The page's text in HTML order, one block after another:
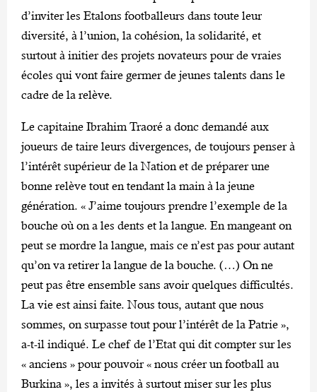
d’inviter les Etalons footballeurs dans toute leur
diversité, à l’union, la cohésion, la solidarité, et
surtout à initier des projets novateurs pour de vraies
écoles qui vont faire germer de jeunes talents dans le
cadre de la relève.
Le capitaine Ibrahim Traoré a donc demandé aux
joueurs de taire leurs divergences, de toujours penser à
l’intérêt supérieur de la Nation et de préparer une
bonne relève tout en tendant la main à la jeune
génération. « J’aime toujours prendre l’exemple de la
bouche où on a les dents et la langue. En mangeant on
peut se mordre la langue, mais ce n’est pas pour autant
qu’on va retirer la langue de la bouche. (…) On ne
peut pas être ensemble sans avoir quelques difficultés.
La vie est ainsi faite. Nous tous, autant que nous
sommes, on surpasse tout pour l’intérêt de la Patrie »,
a-t-il indiqué. Le chef de l’Etat qui dit compter sur les
« anciens » pour pouvoir « nous créer un football au
Burkina », les a invités à surtout miser sur les plus